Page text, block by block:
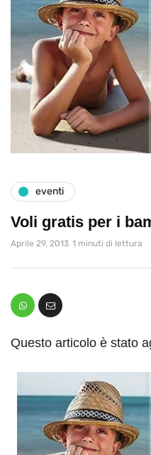
eventi
Voli gratis per i
Aprile 29, 2013 1 minuti di lettura
Questo articolo è stato